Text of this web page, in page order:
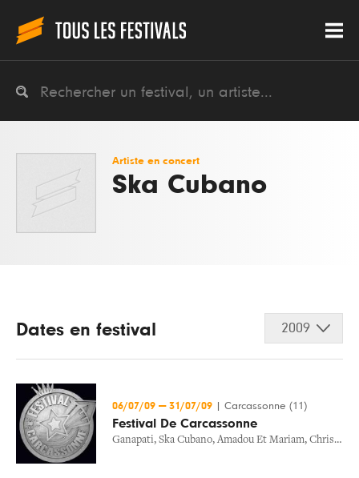
Artiste en concert
Ska Cubano
Dates en festival 2009
06/07/09 — 31/07/09 Carcassonne (11)
Festival De Carcassonne
Ganapati, Ska Cubano, Amadou Et Mariam, Christophe